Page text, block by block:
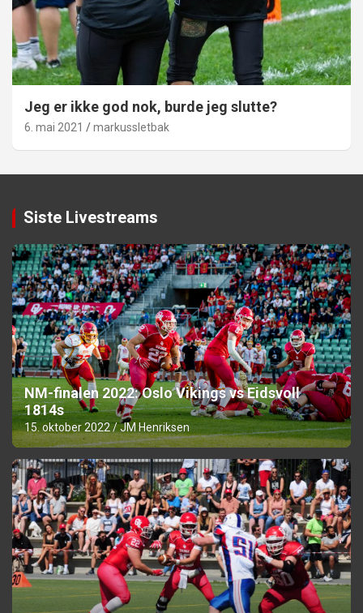
Jeg er ikke god nok, burde jeg slutte?
6. mai 2021 markussletbak
Siste Livestreams
NM-finalen 2022: Oslo Vikings vs Eidsvoll
1814s
15. oktober 2022 JM Henriksen